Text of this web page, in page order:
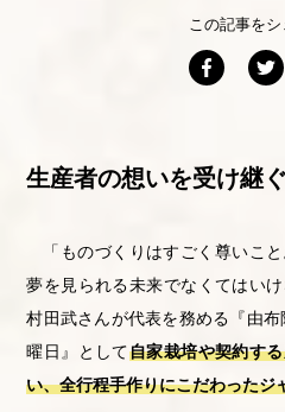
この記事を
生産者の想いを受け継
「ものづくりはすごく尊いこ
夢を見られる未来でなくてはい
村田武さんが代表を務める『由
曜日』として自家栽培や契約す
い、全行程手作りにこだわったジ